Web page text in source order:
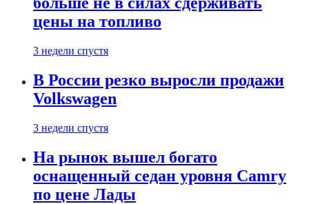
цены на топливо
3 недели спустя
В России резко выросли продажи
Volkswagen
3 недели спустя
На рынок вышел богато
оснащенный седан уровня Camry
по цене Лады